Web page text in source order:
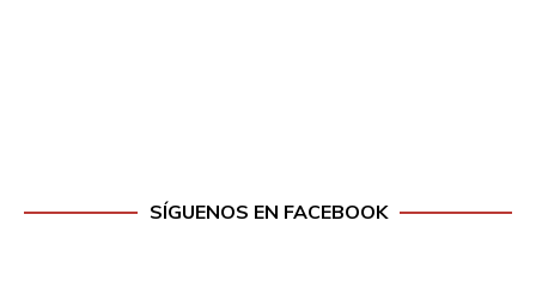
SÍGUENOS EN FACEBOOK